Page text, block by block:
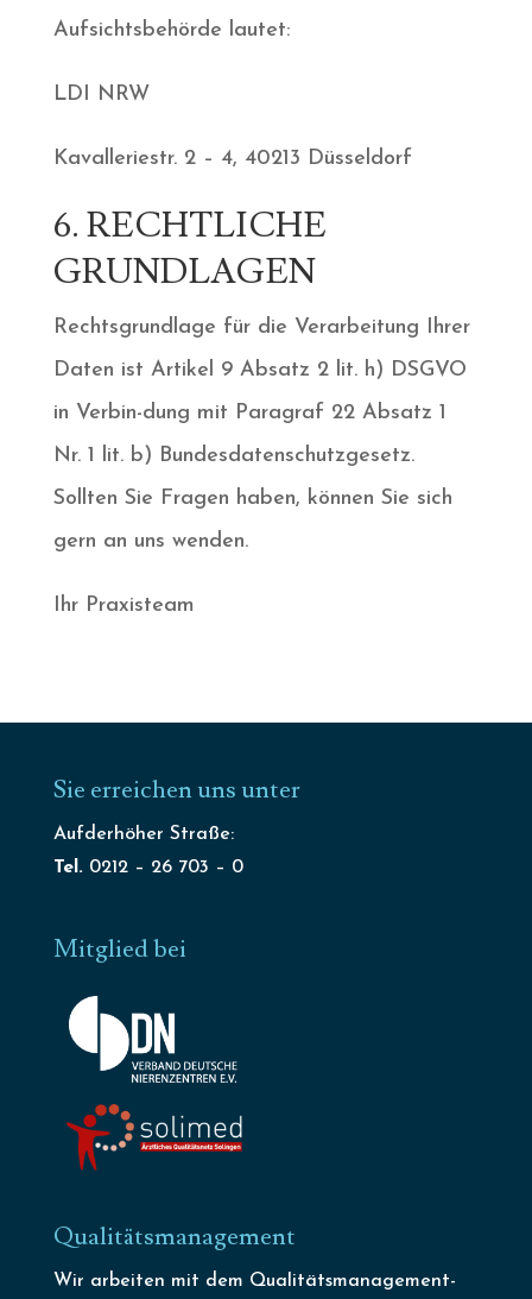
Aufsichtsbehörde lautet:
LDI NRW
Kavalleriestr. 2 – 4, 40213 Düsseldorf
6. RECHTLICHE
GRUNDLAGEN
Rechtsgrundlage für die Verarbeitung Ihrer
Daten ist Artikel 9 Absatz 2 lit. h) DSGVO
in Verbin-dung mit Paragraf 22 Absatz 1
Nr. 1 lit. b) Bundesdatenschutzgesetz.
Sollten Sie Fragen haben, können Sie sich
gern an uns wenden.
Ihr Praxisteam
Sie erreichen uns unter
Aufderhöher Straße:
Tel. 0212 – 26 703 – 0
Mitglied bei
Qualitätsmanagement
Wir arbeiten mit dem Qualitätsmanagement-